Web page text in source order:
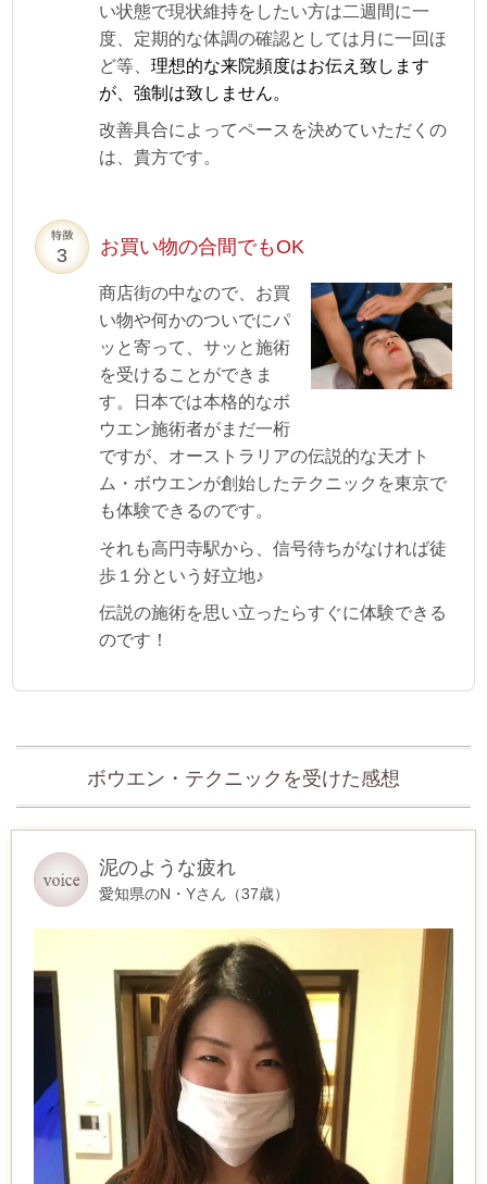
い状態で現状維持をしたい方は二週間に一
度、定期的な体調の確認としては月に一回ほ
ど等、 理想的な来院頻度はお伝え致します
が、強制は致しません。
改善具合によってペースを決めていただくの
は、貴方です。
お買い物の合間でもOK
商店街の中なので、お買
い物や何かのついでにパ
ッと寄って、サッと施術
を受けることができま
す。日本では本格的なボ
ウエン施術者がまだ一桁
ですが、オーストラリアの伝説的な天才ト
ム・ボウエンが創始したテクニックを東京で
も体験できるのです。
それも高円寺駅から、信号待ちがなければ徒
歩１分という好立地♪
伝説の施術を思い立ったらすぐに体験できる
のです！
ボウエン・テクニックを受けた感想
泥のような疲れ
愛知県のN・Yさん（37歳）